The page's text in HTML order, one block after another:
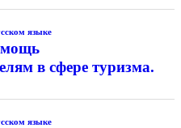
языке
в сфере туризма.
языке